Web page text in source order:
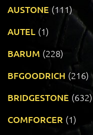
AUSTONE (111)
AUTEL (1)
BARUM (228)
BFGOODRICH (216)
BRIDGESTONE (632)
COMFORCER (1)